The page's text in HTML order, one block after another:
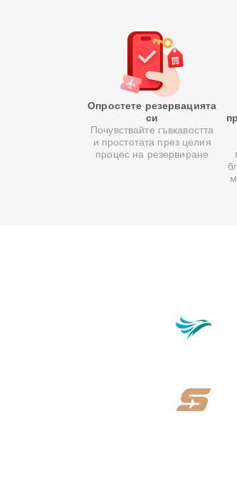
Опростете резервацията
си
Почувствайте гъвкавостта
и простотата през целия
процес на резервиране